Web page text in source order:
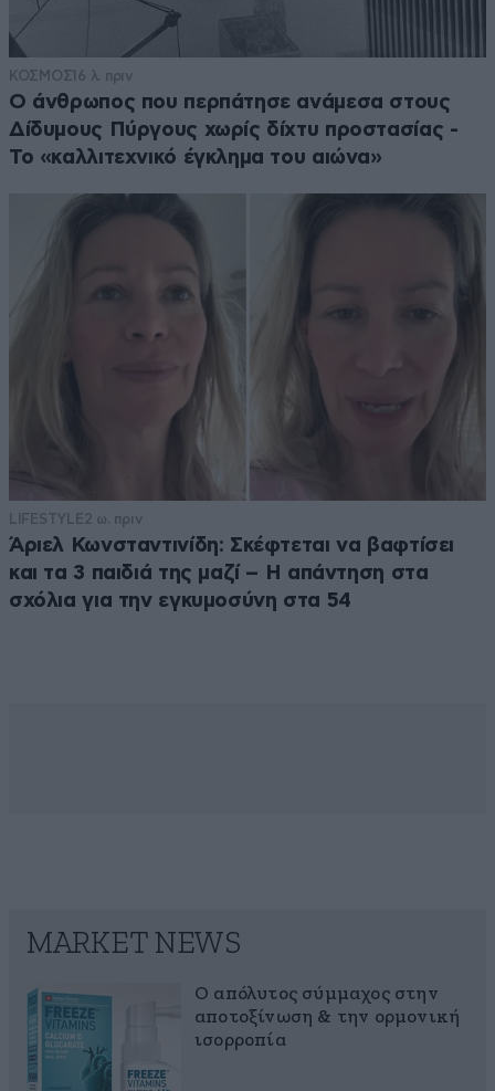
ΚΟΣΜΟΣ16 λ. πριν
Ο άνθρωπος που περπάτησε ανάμεσα στους
Δίδυμους Πύργους χωρίς δίχτυ προστασίας -
Το «καλλιτεχνικό έγκλημα του αιώνα»
LIFESTYLE2 ω. πριν
Άριελ Κωνσταντινίδη: Σκέφτεται να βαφτίσει
και τα 3 παιδιά της μαζί – Η απάντηση στα
σχόλια για την εγκυμοσύνη στα 54
MARKET NEWS
Ο απόλυτος σύμμαχος στην
αποτοξίνωση & την ορμονική
ισορροπία